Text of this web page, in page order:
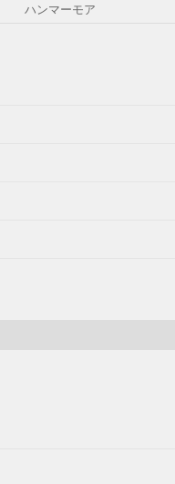
ハンマーモア